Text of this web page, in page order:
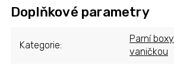
Doplňkové parametry
Kategorie:
Parní
vaničkou